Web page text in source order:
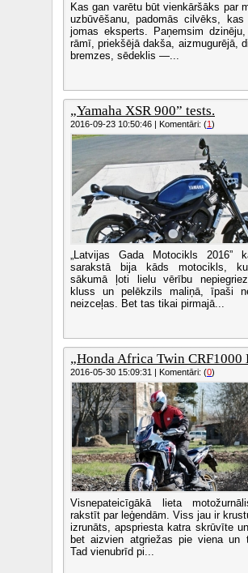
Kas gan varētu būt vienkāršāks par
uzbūvēšanu, padomās cilvēks,
jomas eksperts. Paņemsim
rāmī, priekšējā dakša, aizmugurējā,
bremzes, sēdeklis —...
„Yamaha XSR 900” tests.
2016-09-23 10:50:46 | Komentāri: (1)
„Latvijas Gada Motocikls 2016”
sarakstā bija kāds motocikls,
sākumā ļoti lielu vērību
kluss un pelēkzils maliņā, īpaši
neizceļas. Bet tas tikai pirmajā...
„Honda Africa Twin CRF1000
2016-05-30 15:09:31 | Komentāri: (0)
Visnepateicīgākā lieta
rakstīt par leģendām. Viss jau ir
izrunāts, apspriesta katra skrūvīte
bet aizvien atgriežas pie viena un
Tad vienubrīd pi...